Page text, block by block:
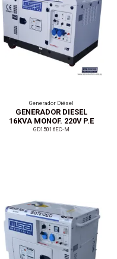
Generador Diésel
GENERADOR DIESEL
16KVA MONOF. 220V P.E
GD15016EC-M